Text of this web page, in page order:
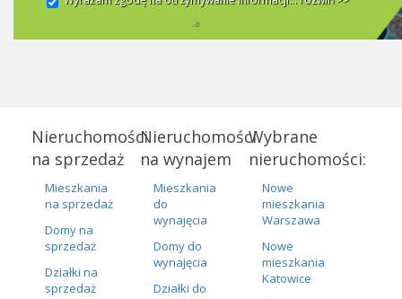
Nieruchomości
na sprzedaż
Mieszkania
na sprzedaż
Domy na
sprzedaż
Działki na
sprzedaż
Nieruchomości
na wynajem
Mieszkania
do
wynajęcia
Domy do
wynajęcia
Działki do
Wybrane
nieruchomości:
Nowe
mieszkania
Warszawa
Nowe
mieszkania
Katowice